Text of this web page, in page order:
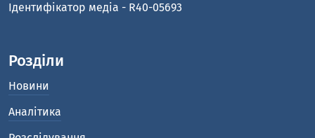
Ідентифікатор медіа - R40-05693
Розділи
Новини
Аналітика